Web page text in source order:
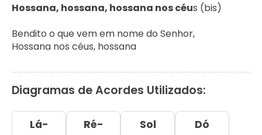
Hossana, hossana, hossana nos céus (bis)
Bendito o que vem em nome do Senhor,
Hossana nos céus, hossana
Diagramas de Acordes Utilizados:
Lá- Ré- Sol Dó